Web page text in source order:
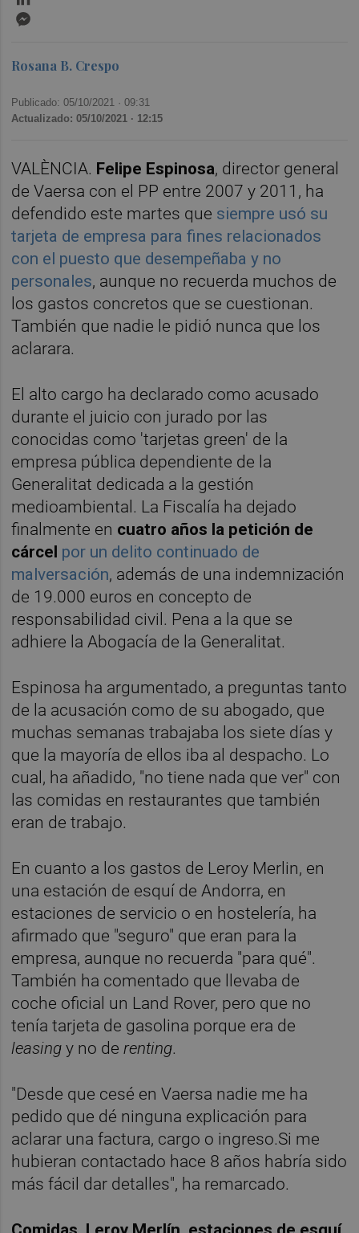
Rosana B. Crespo
Publicado: 05/10/2021 ·09:31
Actualizado: 05/10/2021 · 12:15
VALÈNCIA. Felipe Espinosa, director general
de Vaersa con el PP entre 2007 y 2011, ha
defendido este martes que siempre usó su
tarjeta de empresa para fines relacionados
con el puesto que desempeñaba y no
personales, aunque no recuerda muchos de
los gastos concretos que se cuestionan.
También que nadie le pidió nunca que los
aclarara.
El alto cargo ha declarado como acusado
durante el juicio con jurado por las
conocidas como 'tarjetas green' de la
empresa pública dependiente de la
Generalitat dedicada a la gestión
medioambiental. La Fiscalía ha dejado
finalmente en cuatro años la petición de
cárcel por un delito continuado de
malversación, además de una indemnización
de 19.000 euros en concepto de
responsabilidad civil. Pena a la que se
adhiere la Abogacía de la Generalitat.
Espinosa ha argumentado, a preguntas tanto
de la acusación como de su abogado, que
muchas semanas trabajaba los siete días y
que la mayoría de ellos iba al despacho. Lo
cual, ha añadido, "no tiene nada que ver" con
las comidas en restaurantes que también
eran de trabajo.
En cuanto a los gastos de Leroy Merlin, en
una estación de esquí de Andorra, en
estaciones de servicio o en hostelería, ha
afirmado que "seguro" que eran para la
empresa, aunque no recuerda "para qué".
También ha comentado que llevaba de
coche oficial un Land Rover, pero que no
tenía tarjeta de gasolina porque era de
leasing y no derenting.
"Desde que cesé en Vaersa nadie me ha
pedido que dé ninguna explicación para
aclarar una factura, cargo o ingreso.Si me
hubieran contactado hace 8 años habría sido
más fácil dar detalles", ha remarcado.